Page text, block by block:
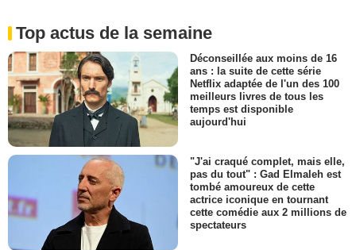
Top actus de la semaine
Déconseillée aux moins de 16
ans : la suite de cette série
Netflix adaptée de l'un des 100
meilleurs livres de tous les
temps est disponible
aujourd'hui
"J'ai craqué complet, mais elle,
pas du tout" : Gad Elmaleh est
tombé amoureux de cette
actrice iconique en tournant
cette comédie aux 2 millions de
spectateurs